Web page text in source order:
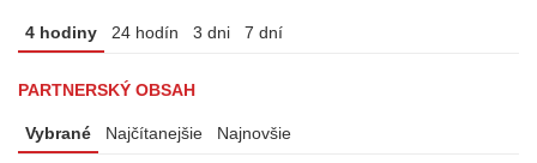
4 hodiny 24 hodín 3 dni 7 dní
PARTNERSKÝ OBSAH
Vybrané Najčítanejšie Najnovšie